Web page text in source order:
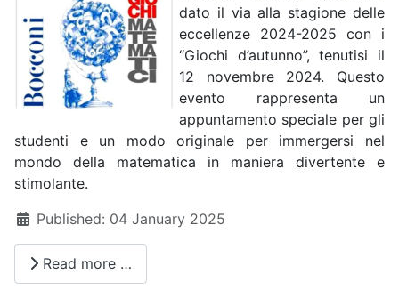
dato il via alla stagione delle
eccellenze 2024-2025 con i
“Giochi d’autunno”, tenutisi il
12 novembre 2024. Questo
evento rappresenta un
appuntamento speciale per gli
studenti e un modo originale per immergersi nel
mondo della matematica in maniera divertente e
stimolante.
DetailsPublished: 04 January 2025
Read more …